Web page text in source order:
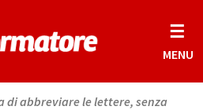
☰
MENU
di abbreviare le lettere, senza